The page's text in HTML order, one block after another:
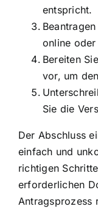
entspricht.
online
Bereiten
vor, um
Sie die
Der Abschluss
einfach und
richtigen
erforderlichen
Antragsprozess